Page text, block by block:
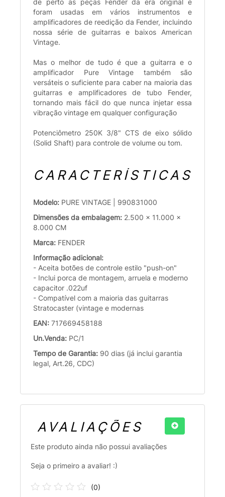
de perto as peças Fender da era original e
foram usadas em vários instrumentos e
amplificadores de reedição da Fender, incluindo
nossa série de guitarras e baixos American
Vintage.
Mas o melhor de tudo é que a guitarra e o
amplificador Pure Vintage também são
versáteis o suficiente para caber na maioria das
guitarras e amplificadores de tubo Fender,
tornando mais fácil do que nunca injetar essa
vibração vintage em qualquer configuração
Potenciômetro 250K 3/8" CTS de eixo sólido
(Solid Shaft) para controle de volume ou tom.
CARACTERÍSTICAS
Modelo: PURE VINTAGE | 990831000
Dimensões da embalagem: 2.500 x 11.000 x
8.000 CM
Marca: FENDER
Informação adicional:
- Aceita botões de controle estilo "push-on"
- Inclui porca de montagem, arruela e moderno
capacitor .022uf
- Compatível com a maioria das guitarras
Stratocaster (vintage e modernas
EAN: 717669458188
Un.Venda: PC/1
Tempo de Garantia: 90 dias (já inclui garantia
legal, Art.26, CDC)
AVALIAÇÕES
Este produto ainda não possui avaliações
Seja o primeiro a avaliar! :)
(0)